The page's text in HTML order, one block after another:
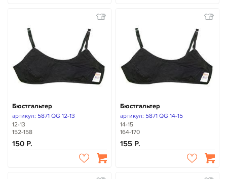
Бюстгальтер
артикул: 5871 QG 12-13
12-13
152-158
150
Бюстгальтер
артикул: 5871 QG 14-15
14-15
164-170
155